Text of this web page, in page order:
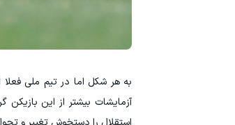
به هر شکل اما در تیم ملی
آزمایشات بیشتر از این